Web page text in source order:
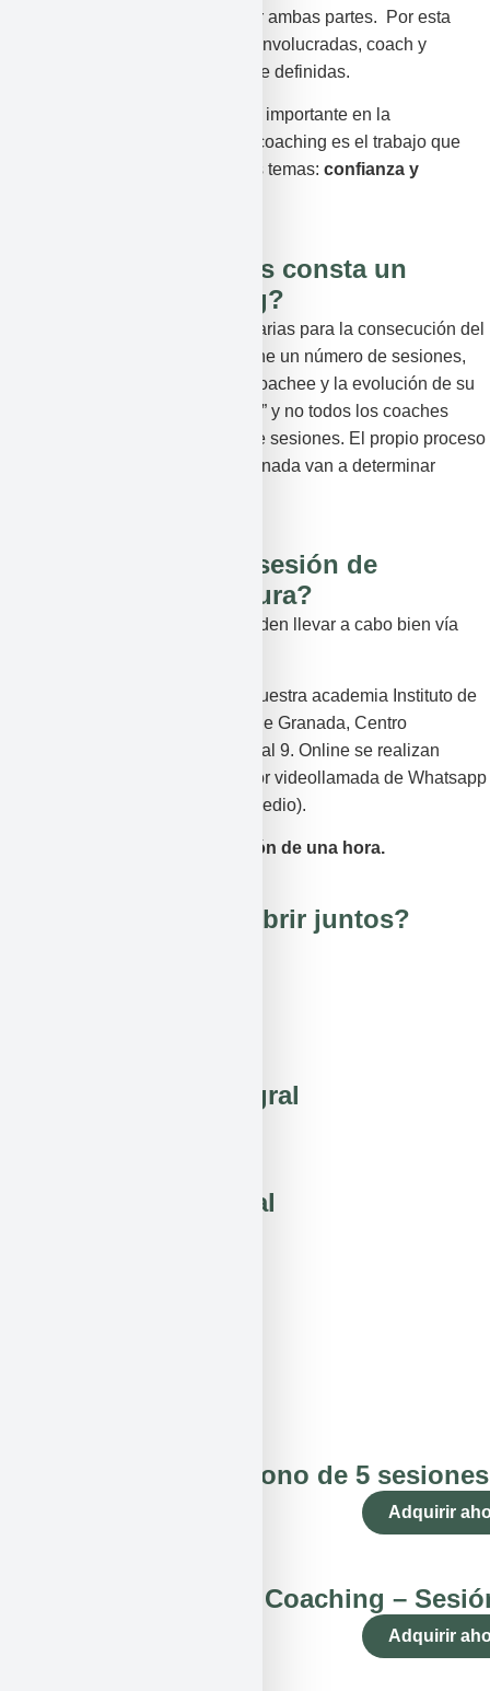
alto nivel de entrega y energía por ambas partes. Por esta
razón el acuerdo entre las partes involucradas, coach y
coachee deben quedar claramente definidas.
Conviene resaltar que un aspecto importante en la
consolidación de una alianza de coaching es el trabajo que
realice el coach con relación a los temas: confianza y
¿De cuántas sesiones consta un
proceso de Coaching?
Se realizarán las sesiones necesarias para la consecución del
objetivo (meta). Cada proceso tiene un número de sesiones,
las cuales varían en función del coachee y la evolución de su
cambio. No hay una “regla de tres” y no todos los coaches
llevan a cabo el mismo número de sesiones. El propio proceso
y la evolución de la persona entrenada van a determinar
¿Cómo se hace una sesión de
coaching y cuánto dura?
Las sesiones de coaching se pueden llevar a cabo bien vía
Presencialmente se realizan en nuestra academia Instituto de
Sueños, ubicada en la localidad de Granada, Centro
Comercial Neptuno, Planta 0, Local 9. Online se realizan
mediante la plataforma Zoom o por videollamada de Whatsapp
(en caso de que no haya más remedio).
Cada sesión tendrá una duración de una hora.
¿Qué vamos a descubrir juntos?
Transformación integral
Entrenamiento mental
Bono de 5
Adquirir
Coaching –
Adquirir